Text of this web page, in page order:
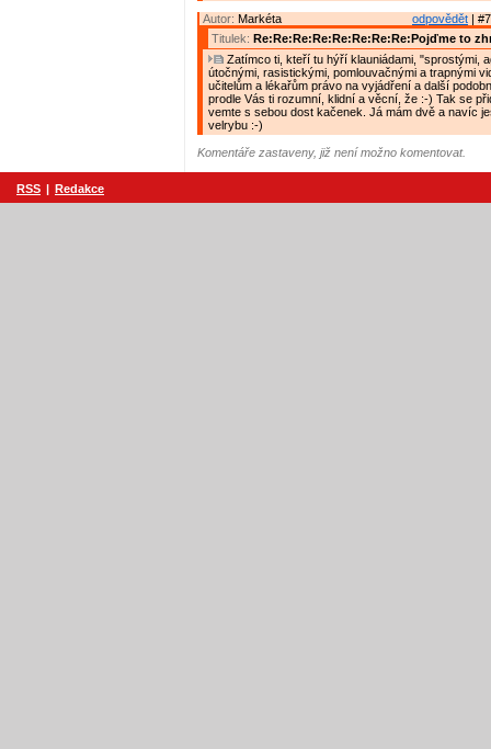
odpovědět |
Autor: Markéta
Titulek: Re:Re:Re:Re:Re:Re:Re:Re:Pojďme to
Zatímco ti, kteří tu hýří klauniádami, "sprostými,
útočnými, rasistickými, pomlouvačnými a trapnými
učitelům a lékařům právo na vyjádření a další
prodle Vás ti rozumní, klidní a věcní, že :-) Tak se
vemte s sebou dost kačenek. Já mám dvě a navíc
velrybu :-)
Komentáře zastaveny, již není možno komentovat.
RSS | Redakce